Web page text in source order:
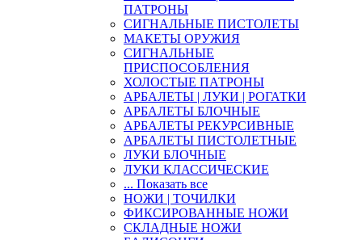
ПАТРОНЫ
СИГНАЛЬНЫЕ ПИСТОЛЕТЫ
МАКЕТЫ ОРУЖИЯ
СИГНАЛЬНЫЕ
ПРИСПОСОБЛЕНИЯ
ХОЛОСТЫЕ ПАТРОНЫ
АРБАЛЕТЫ | ЛУКИ | РОГАТКИ
АРБАЛЕТЫ БЛОЧНЫЕ
АРБАЛЕТЫ РЕКУРСИВНЫЕ
АРБАЛЕТЫ ПИСТОЛЕТНЫЕ
ЛУКИ БЛОЧНЫЕ
ЛУКИ КЛАССИЧЕСКИЕ
... Показать все
НОЖИ | ТОЧИЛКИ
ФИКСИРОВАННЫЕ НОЖИ
СКЛАДНЫЕ НОЖИ